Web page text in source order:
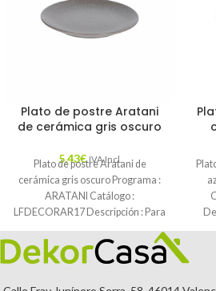
Plato de postre Aratani
de cerámica gris oscuro
5,43€ IVA Incl.
Plato de postre Aratani de
cerámica gris oscuro Programa :
ARATANI Catálogo :
LFDECORAR17 Descripción : Para
los que os